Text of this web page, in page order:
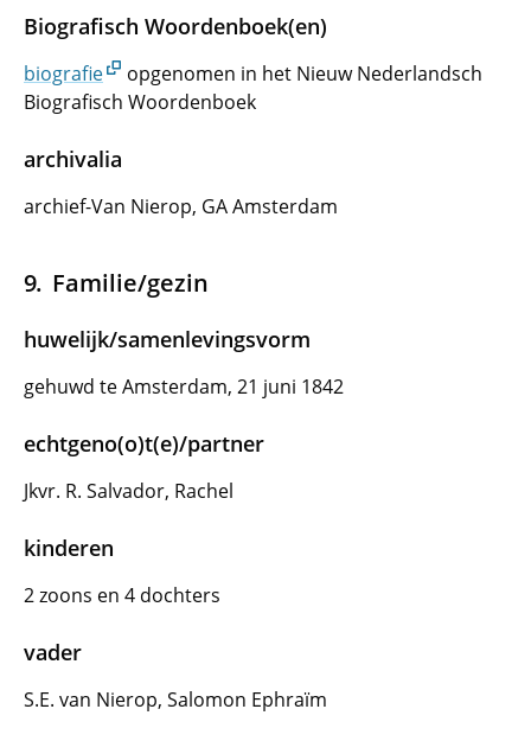
Biografisch Woordenboek(en)
biografie
opgenomen in het Nieuw Nederlandsch
Biografisch Woordenboek
archivalia
archief-Van Nierop, GA Amsterdam
Familie/gezin
huwelijk/samenlevingsvorm
gehuwd te Amsterdam, 21 juni 1842
echtgeno(o)t(e)/partner
Jkvr. R. Salvador, Rachel
kinderen
2 zoons en 4 dochters
vader
S.E. van Nierop, Salomon Ephraïm